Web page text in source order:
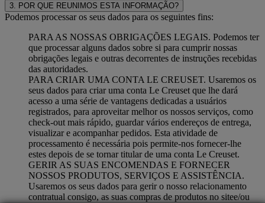
3. POR QUE REUNIMOS ESTA INFORMAÇÃO?
Podemos processar os seus dados para os seguintes fins:
PARA AS NOSSAS OBRIGAÇÕES LEGAIS. Podemos ter
que processar alguns dados sobre si para cumprir nossas
obrigações legais e outras decorrentes de instruções recebidas
das autoridades.
PARA CRIAR UMA CONTA LE CREUSET. Usaremos os
seus dados para criar uma conta Le Creuset que lhe dará
acesso a uma série de vantagens dedicadas a usuários
registrados, para aproveitar melhor os nossos serviços, como
check-out mais rápido, guardar vários endereços de entrega,
visualizar e acompanhar pedidos. Esta atividade de
processamento é necessária pois permite-nos fornecer-lhe
estes depois de se tornar titular de uma conta Le Creuset.
GERIR AS SUAS ENCOMENDAS E FORNECER
NOSSOS PRODUTOS, SERVIÇOS E ASSISTÊNCIA.
Usaremos os seus dados para gerir o nosso relacionamento
contratual consigo, as suas compras de produtos no sitee/ou